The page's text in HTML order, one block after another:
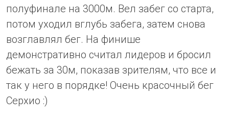
полуфинале на 3000м. Вел забег со старта,
потом уходил вглубь забега, затем снова
возглавлял бег. На финише
демонстративно считал лидеров и бросил
бежать за 30м, показав зрителям, что все и
так у него в порядке! Очень красочный бег
Серхио :)